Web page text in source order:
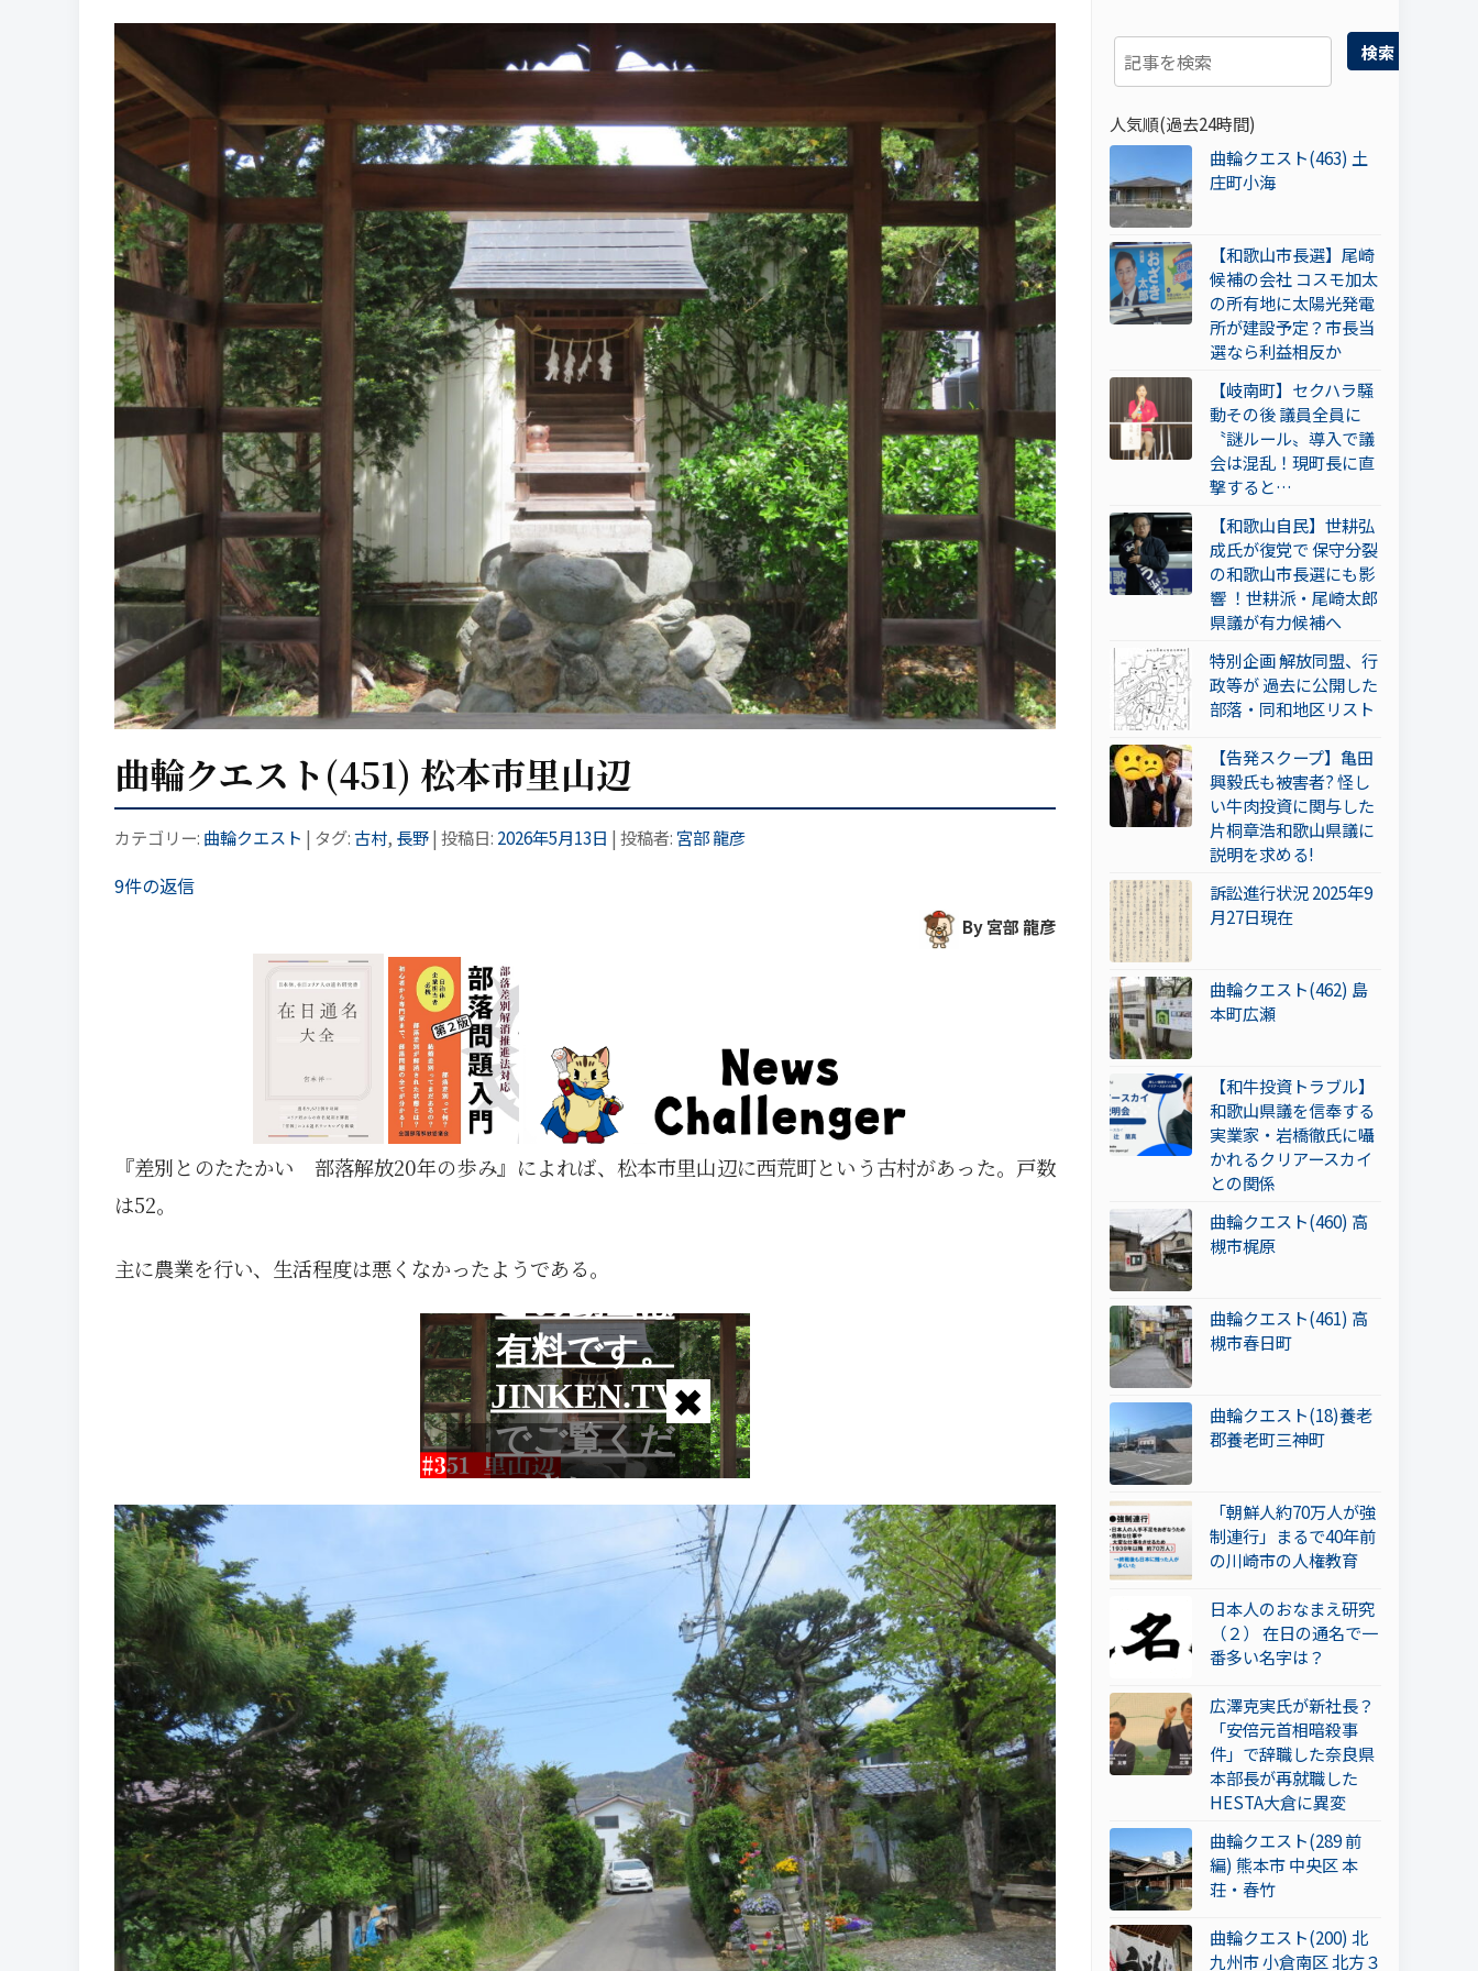
検索
人気順(過去24時間)
曲輪クエスト(463) 土
庄町小海
【和歌山市長選】尾崎
候補の会社 コスモ加太
の所有地に太陽光発電
所が建設予定？市長当
選なら利益相反か
【岐南町】セクハラ騒
動その後 議員全員に
〝謎ルール〟導入で議
会は混乱！現町長に直
撃すると…
【和歌山自民】世耕弘
成氏が復党で 保守分裂
の和歌山市長選にも影
響 ！世耕派・尾崎太郎
県議が有力候補へ
特別企画 解放同盟、行
政等が 過去に公開した
部落・同和地区リスト
【告発スクープ】亀田
興毅氏も被害者? 怪し
い牛肉投資に関与した
片桐章浩和歌山県議に
説明を求める!
訴訟進行状況 2025年9
月27日現在
曲輪クエスト(462) 島
本町広瀬
【和牛投資トラブル】
和歌山県議を信奉する
実業家・岩橋徹氏に囁
かれるクリアースカイ
との関係
曲輪クエスト(460) 高
槻市梶原
曲輪クエスト(461) 高
槻市春日町
曲輪クエスト(18)養老
郡養老町三神町
「朝鮮人約70万人が強
制連行」まるで40年前
の川崎市の人権教育
日本人のおなまえ研究
（２） 在日の通名で一
番多い名字は？
広澤克実氏が新社長？
「安倍元首相暗殺事
件」で辞職した奈良県
本部長が再就職した
HESTA大倉に異変
曲輪クエスト(289 前
編) 熊本市 中央区 本
荘・春竹
曲輪クエスト(200) 北
九州市 小倉南区 北方３
曲輪クエスト(451) 松本市里山辺
カテゴリー: 曲輪クエスト | タグ:古村, 長野| 投稿日: 2026年5月13日 | 投稿者: 宮部 龍彦
9件の返信
By 宮部 龍彦
『差別とのたたかい 部落解放20年の歩み』によれば、松本市里山辺に西荒町という古村があった。戸数
は52。
主に農業を行い、生活程度は悪くなかったようである。